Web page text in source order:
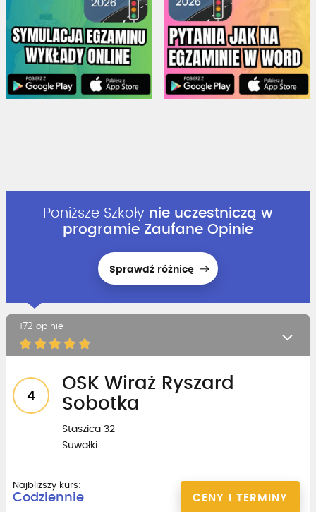
Poniższe Szkoły nie uczestniczą w
programie Zaufane Opinie
Sprawdź różnicę
172 opinie
4
OSK Wiraż Ryszard
Sobotka
Staszica 32
Suwałki
CENY I TERMINY
Najbliższy kurs:
Codziennie